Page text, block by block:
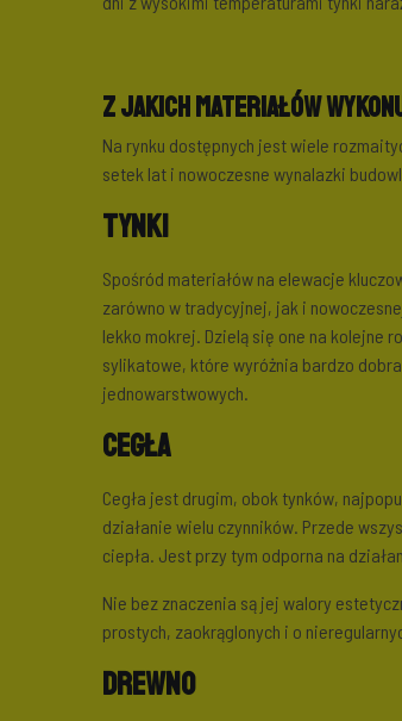
Z jakich materiałów
Na rynku dostępnych jest wiele
setek lat i nowoczesne wynalazki
Tynki
Spośród materiałów na elewacje
zarówno w tradycyjnej, jak i
lekko mokrej. Dzielą się one na kolejne
sylikatowe, które wyróżnia bardzo
jednowarstwowych.
Cegła
Cegła jest drugim, obok tynków,
działanie wielu czynników. Przede
ciepła. Jest przy tym odporna na
Nie bez znaczenia są jej walory
prostych, zaokrąglonych i o
Drewno